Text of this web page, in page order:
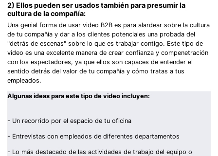
2) Ellos pueden ser usados también para presumir la
cultura de la compañía:
Una genial forma de usar video B2B es para alardear sobre la cultura
de tu compañía y dar a los clientes potenciales una probada del
"detrás de escenas" sobre lo que es trabajar contigo. Este tipo de
video es una excelente manera de crear confianza y compenetración
con los espectadores, ya que ellos son capaces de entender el
sentido detrás del valor de tu compañía y cómo tratas a tus
empleados.
Algunas ideas para este tipo de video incluyen:
- Un recorrido por el espacio de tu oficina
- Entrevistas con empleados de diferentes departamentos
- Lo más destacado de las actividades de trabajo del equipo o